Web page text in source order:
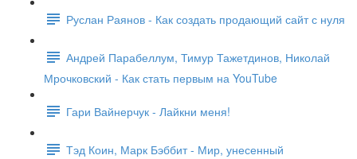
Руслан Раянов - Как создать продающий сайт с нуля
Андрей Парабеллум, Тимур Тажетдинов, Николай
Мрочковский - Как стать первым на YouTube
Гари Вайнерчук - Лайкни меня!
Тэд Коин, Марк Бэббит - Мир, унесенный